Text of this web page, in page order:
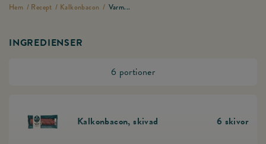
Hem / Recept / Kalkonbacon / Varm...
INGREDIENSER
6 portioner
Kalkonbacon, skivad 6 skivor
Gå till produkten Kalkonbacon, skivad